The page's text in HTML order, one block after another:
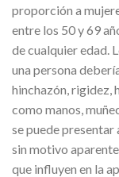
proporción a
entre los 50 y 69
de cualquier edad.
una persona
hinchazón, rigidez,
como manos,
se puede
sin motivo
que influyen en la